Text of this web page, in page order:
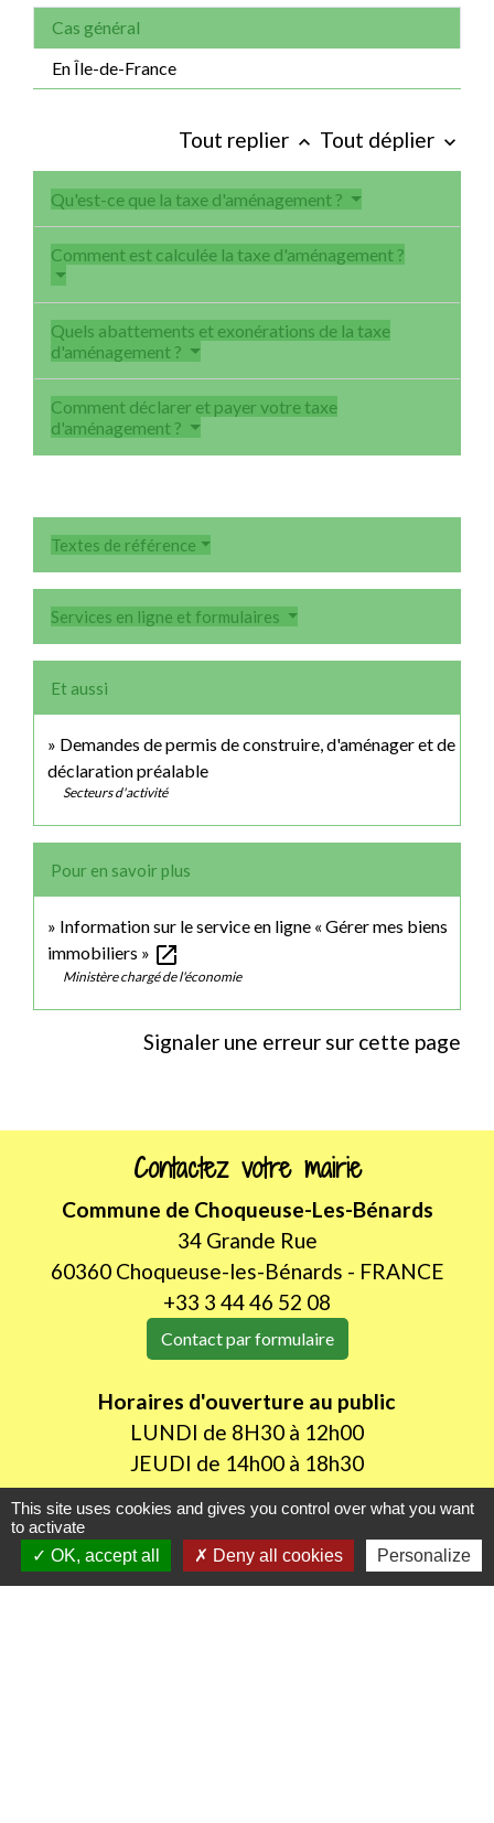
Cas général
En Île-de-France
Tout replier keyboard_arrow_up Tout déplier keyboard_arrow_down
Qu'est-ce que la taxe d'aménagement ?
Comment est calculée la taxe d'aménagement ?
Quels abattements et exonérations de la taxe
d'aménagement ?
Comment déclarer et payer votre taxe
d'aménagement ?
Textes de référence
Services en ligne et formulaires
Et aussi
Demandes de permis de construire, d'aménager et de
déclaration préalable
Secteurs d'activité
Pour en savoir plus
Information sur le service en ligne « Gérer mes biens
immobiliers » open_in_new
Ministère chargé de l'économie
Signaler une erreur sur cette page
Contactez votre mairie
Commune de Choqueuse-Les-Bénards
34 Grande Rue
60360 Choqueuse-les-Bénards - FRANCE
+33 3 44 46 52 08
Contact par formulaire
Horaires d'ouverture au public
LUNDI de 8H30 à 12h00
JEUDI de 14h00 à 18h30
Liens utiles
This site uses cookies and gives you control over what you want
to activate
OK, accept all
Deny all cookies Personalize